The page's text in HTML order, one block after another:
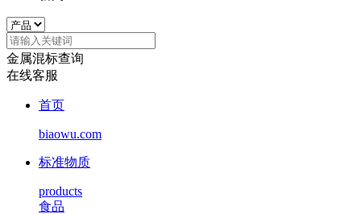
金属混标查询
在线客服
首页
biaowu.com
标准物质
products
食品